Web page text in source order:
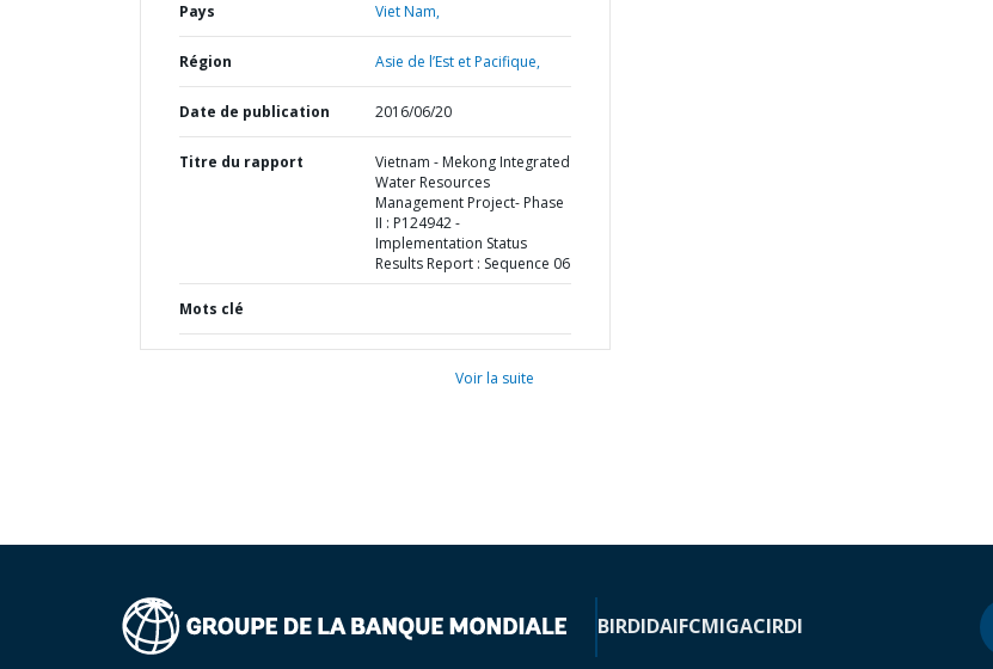
Pays Viet Nam,
Région Asie de l’Est et Pacifique,
Date de publication 2016/06/20
Titre du rapport
Vietnam - Mekong Integrated
Water Resources
Management Project- Phase
II : P124942 -
Implementation Status
Results Report : Sequence 06
Mots clé
Voir la suite
BIRDIDAIFCMIGACIRDI